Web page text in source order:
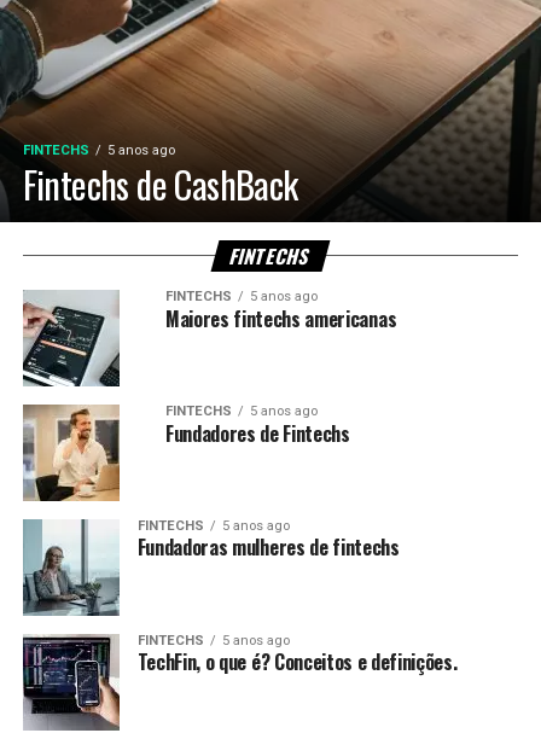
FINTECHS 5 anos ago
Fintechs de CashBack
FINTECHS
FINTECHS 5 anos ago
Maiores fintechs americanas
FINTECHS 5 anos ago
Fundadores de Fintechs
FINTECHS 5 anos ago
Fundadoras mulheres de fintechs
FINTECHS 5 anos ago
TechFin, o que é? Conceitos e definições.